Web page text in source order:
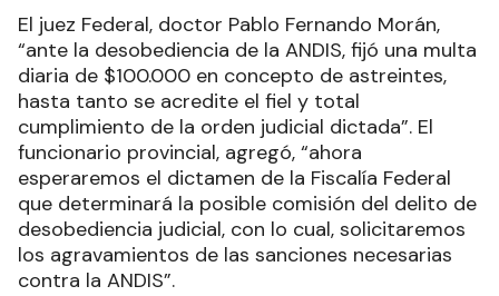
El juez Federal, doctor Pablo Fernando Morán,
“ante la desobediencia de la ANDIS, fijó una multa
diaria de $100.000 en concepto de astreintes,
hasta tanto se acredite el fiel y total
cumplimiento de la orden judicial dictada”. El
funcionario provincial, agregó, “ahora
esperaremos el dictamen de la Fiscalía Federal
que determinará la posible comisión del delito de
desobediencia judicial, con lo cual, solicitaremos
los agravamientos de las sanciones necesarias
contra la ANDIS”.